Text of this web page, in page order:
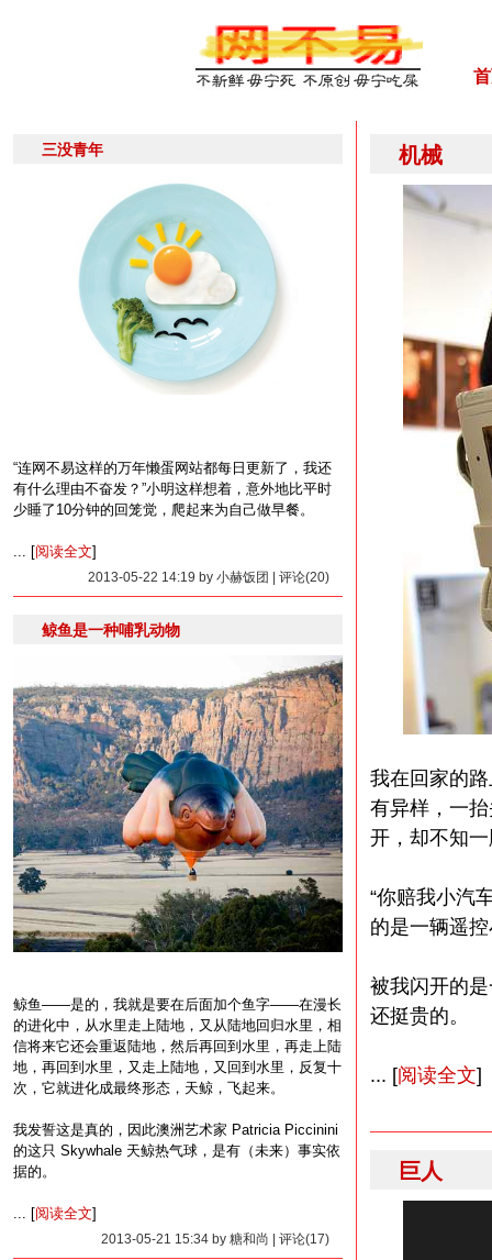
三没青年
“连网不易这样的万年懒蛋网站都每日更新了，我还
有什么理由不奋发？”小明这样想着，意外地比平时
少睡了10分钟的回笼觉，爬起来为自己做早餐。
... [阅读全文]
2013-05-22 14:19 by 小赫饭团 | 评论(20)
鲸鱼是一种哺乳动物
鲸鱼——是的，我就是要在后面加个鱼字——在漫长
的进化中，从水里走上陆地，又从陆地回归水里，相
信将来它还会重返陆地，然后再回到水里，再走上陆
地，再回到水里，又走上陆地，又回到水里，反复十
次，它就进化成最终形态，天鲸，飞起来。
我发誓这是真的，因此澳洲艺术家 Patricia Piccinini
的这只 Skywhale 天鲸热气球，是有（未来）事实依
据的。
... [阅读全文]
2013-05-21 15:34 by 糖和尚 | 评论(17)
机械
我在回家的
有异样，一
开，却不知
“你赔我小汽
的是一辆遥
被我闪开的
还挺贵的。
... [阅读全文]
巨人